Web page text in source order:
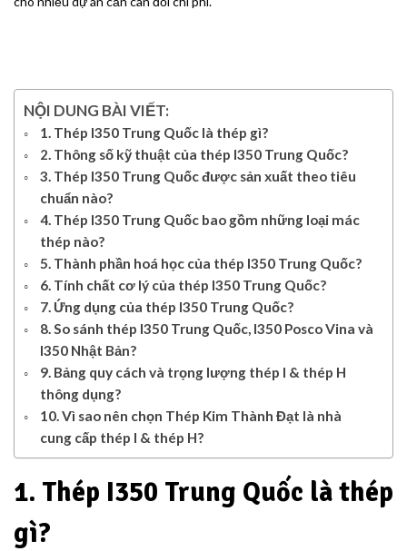
NỘI DUNG BÀI VIẾT:
1. Thép I350 Trung Quốc là thép gì?
2. Thông số kỹ thuật của thép I350 Trung Quốc?
3. Thép I350 Trung Quốc được sản xuất theo tiêu
chuẩn nào?
4. Thép I350 Trung Quốc bao gồm những loại mác
thép nào?
5. Thành phần hoá học của thép I350 Trung Quốc?
6. Tính chất cơ lý của thép I350 Trung Quốc?
7. Ứng dụng của thép I350 Trung Quốc?
8. So sánh thép I350 Trung Quốc, I350 Posco Vina và
I350 Nhật Bản?
9. Bảng quy cách và trọng lượng thép I & thép H
thông dụng?
10. Vì sao nên chọn Thép Kim Thành Đạt là nhà
cung cấp thép I & thép H?
1. Thép I350 Trung Quốc là thép
gì?